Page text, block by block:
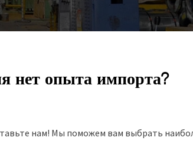
нет опыта импорта?
нам! Мы поможем вам выбрать